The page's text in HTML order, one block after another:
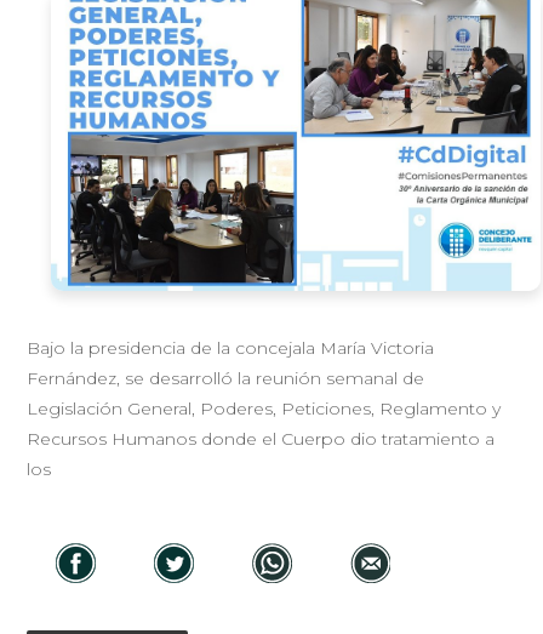
Bajo la presidencia de la concejala María Victoria
Fernández, se desarrolló la reunión semanal de
Legislación General, Poderes, Peticiones, Reglamento y
Recursos Humanos donde el Cuerpo dio tratamiento a
los